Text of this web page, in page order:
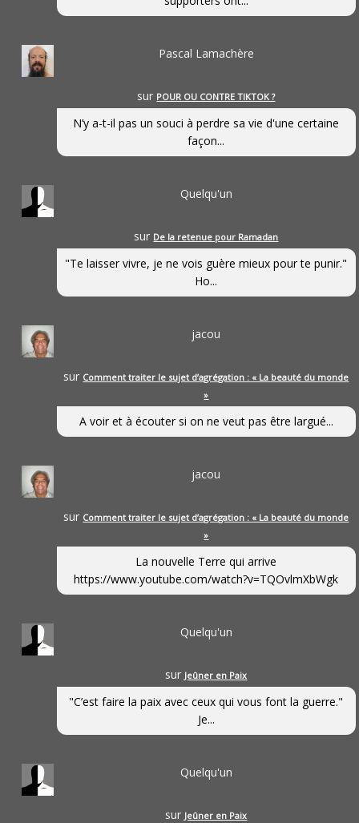
Pascal Lamachère
sur POUR OU CONTRE TIKTOK ?
N’y a-t-il pas un souci à perdre sa vie d'une certaine
façon...
Quelqu'un
sur De la retenue pour Ramadan
"Te laisser vivre, je ne vois guère mieux pour te punir."
Ho...
jacou
sur Comment traiter le sujet d’agrégation : « La beauté du monde
»
A voir et à écouter si on ne veut pas être largué...
jacou
sur Comment traiter le sujet d’agrégation : « La beauté du monde
»
La nouvelle Terre qui arrive
https://www.youtube.com/watch?v=TQOvlmXbWgk
Quelqu'un
sur Jeûner en Paix
"C’est faire la paix avec ceux qui vous font la guerre."
Je...
Quelqu'un
sur Jeûner en Paix